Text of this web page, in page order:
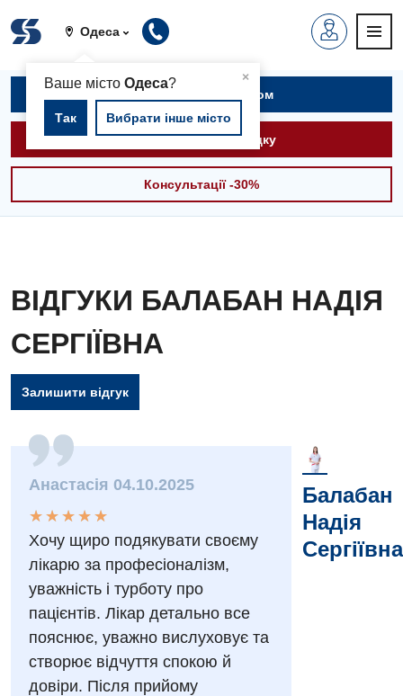
Одеса
×
Ваше містоОдеса?
Так Вибрати інше місто
Заходи БПР
Безкоштовні операції
Енциклопедія
Програма лояльності
Відгуки
Відео
Діагностика
Діагностичне відділення
Ендоскопічне відділення
Комп’ютерна томографія
Магнітно-резонансна томографія
Мамографія
Відділ госпіталізації
Відділення кардіосудинної патології та неврології
Відділення невідкладних станів
Гінекологічне відділення
Записатися на прийом
Викликати швидку
Консультації -30%
ВІДГУКИ БАЛАБАН НАДІЯ
СЕРГІЇВНА
Залишити відгук
Анастасія 04.10.2025
★
★
★
★
★
★ ★ ★ ★ ★
Хочу щиро подякувати своєму
лікарю за професіоналізм,
уважність і турботу про
пацієнтів. Лікар детально все
пояснює, уважно вислуховує та
створює відчуття спокою й
довіри. Після прийому
Балабан
Надія
Сергіївна